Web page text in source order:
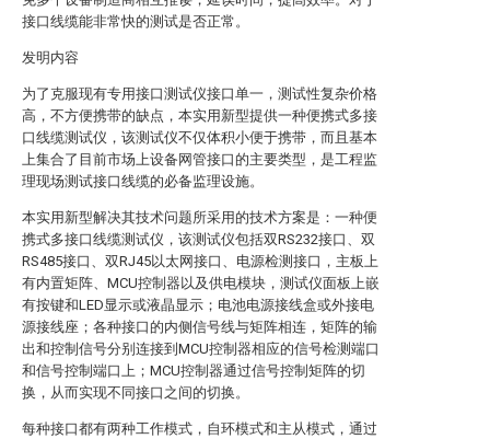
接口线缆能非常快的测试是否正常。
发明内容
为了克服现有专用接口测试仪接口单一，测试性复杂价格
高，不方便携带的缺点，本实用新型提供一种便携式多接
口线缆测试仪，该测试仪不仅体积小便于携带，而且基本
上集合了目前市场上设备网管接口的主要类型，是工程监
理现场测试接口线缆的必备监理设施。
本实用新型解决其技术问题所采用的技术方案是：一种便
携式多接口线缆测试仪，该测试仪包括双RS232接口、双
RS485接口、双RJ45以太网接口、电源检测接口，主板上
有内置矩阵、MCU控制器以及供电模块，测试仪面板上嵌
有按键和LED显示或液晶显示；电池电源接线盒或外接电
源接线座；各种接口的内侧信号线与矩阵相连，矩阵的输
出和控制信号分别连接到MCU控制器相应的信号检测端口
和信号控制端口上；MCU控制器通过信号控制矩阵的切
换，从而实现不同接口之间的切换。
每种接口都有两种工作模式，自环模式和主从模式，通过